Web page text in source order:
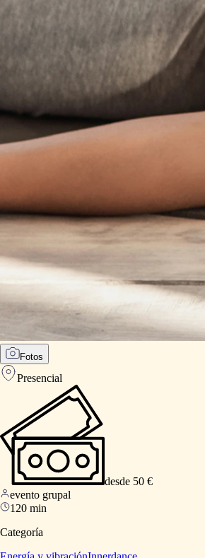
Fotos
Presencial
desde 50 €
evento grupal
120 min
Categoría